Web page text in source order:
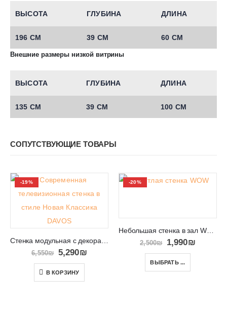
ВЫСОТА ГЛУБИНА ДЛИНА
196 СМ 39 СМ 60 СМ
Внешние размеры низкой витрины
ВЫСОТА ГЛУБИНА ДЛИНА
135 СМ 39 СМ 100 СМ
СОПУТСТВУЮЩИЕ ТОВАРЫ
-19%
6,550₪ 5,290₪
В КОРЗИНУ
-20%
Небольшая стенка в зал WOW
2,500₪ 1,990₪
ВЫБРАТЬ ...